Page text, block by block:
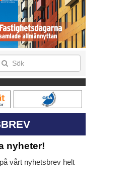
nyheter!
vårt nyhetsbrev helt